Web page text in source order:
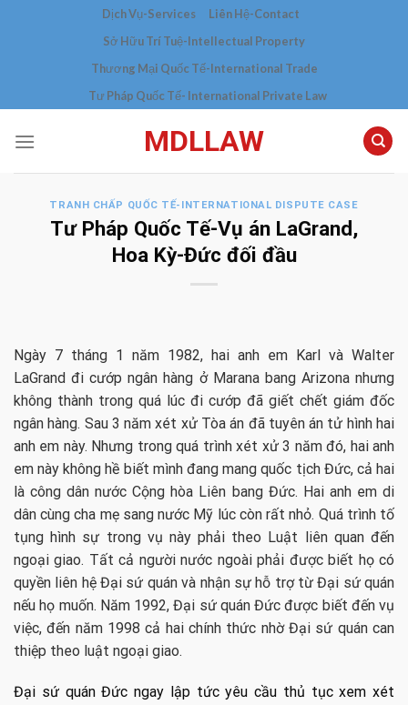
Dịch Vụ-Services
Liên Hệ-Contact
Sở Hữu Trí Tuệ-Intellectual Property
Thương Mại Quốc Tế-International Trade
Tư Pháp Quốc Tế- International Private Law
MDLLAW
TRANH CHẤP QUỐC TẾ-INTERNATIONAL DISPUTE CASE
Tư Pháp Quốc Tế-Vụ án LaGrand,
Hoa Kỳ-Đức đối đầu
Ngày 7 tháng 1 năm 1982, hai anh em Karl và Walter
LaGrand đi cướp ngân hàng ở Marana bang Arizona nhưng
không thành trong quá lúc đi cướp đã giết chết giám đốc
ngân hàng. Sau 3 năm xét xử Tòa án đã tuyên án tử hình hai
anh em này. Nhưng trong quá trình xét xử 3 năm đó, hai anh
em này không hề biết mình đang mang quốc tịch Đức, cả hai
là công dân nước Cộng hòa Liên bang Đức. Hai anh em di
dân cùng cha mẹ sang nước Mỹ lúc còn rất nhỏ. Quá trình tố
tụng hình sự trong vụ này phải theo Luật liên quan đến
ngoại giao. Tất cả người nước ngoài phải được biết họ có
quyền liên hệ Đại sứ quán và nhận sự hỗ trợ từ Đại sứ quán
nếu họ muốn. Năm 1992, Đại sứ quán Đức được biết đến vụ
việc, đến năm 1998 cả hai chính thức nhờ Đại sứ quán can
thiệp theo luật ngoại giao.
Đại sứ quán Đức ngay lập tức yêu cầu thủ tục xem xét